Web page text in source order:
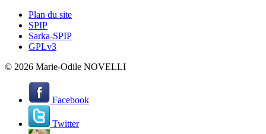
Plan du site
SPIP
Sarka-SPIP
GPLv3
© 2026 Marie-Odile NOVELLI
Facebook
Twitter